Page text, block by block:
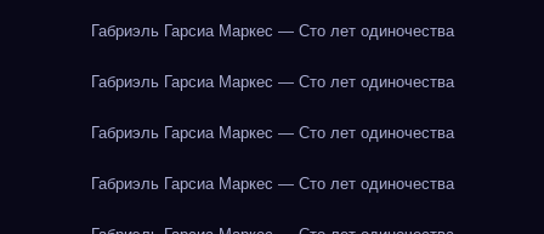
Габриэль Гарсиа Маркес — Сто лет одиночества
Габриэль Гарсиа Маркес — Сто лет одиночества
Габриэль Гарсиа Маркес — Сто лет одиночества
Габриэль Гарсиа Маркес — Сто лет одиночества